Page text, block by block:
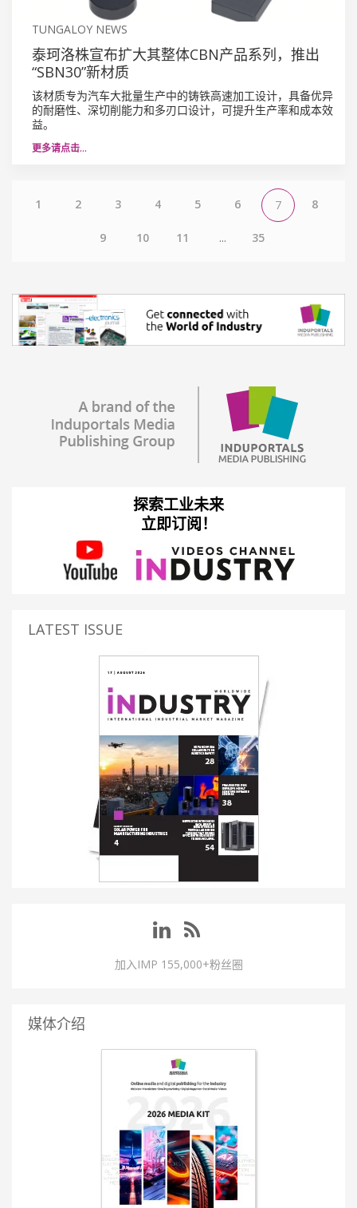
TUNGALOY NEWS
泰珂洛株宣布扩大其整体CBN产品系列，推出
“SBN30”新材质
该材质专为汽车大批量生产中的铸铁高速加工设计，具备优异
的耐磨性、深切削能力和多刃口设计，可提升生产率和成本效
益。
更多请点击…
1 2 3 4 5 6 7 8
9 10 11 ... 35
探索工业未来
立即订阅！
LATEST ISSUE
加入IMP 155,000+粉丝圈
媒体介绍